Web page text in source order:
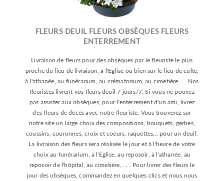
FLEURS DEUIL FLEURS OBSÈQUES FLEURS
ENTERREMENT
Livraison de fleurs pour des obsèques par le fleuriste le plus
proche du lieu de livraison, à l'Eglise ou bien sur le lieu de culte,
à l'athanée, au funérarium, au crématorium, au cimetière... . Nos
fleuristes livrent vos fleurs deuil 7 jours/7. Si vous ne pouvez
pas assister aux obsèques, pour l'enterrement d'un ami, livrez
des fleurs de décès avec notre fleuriste. Vous trouverez sur
notre site un large choix des compositions, bouquets, gerbes,
coussins, couronnes, croix et coeurs, raquettes... pour un deuil.
La livraison des fleurs sera réalisée le jour et à l'heure de votre
choix au funérarium, à l'Eglise, au reposoir, à l'athanée, au
reposoir de l'hôpital, au cimetière, ... . Pour livrer des fleurs le
jour des obsèques, commandez en quelques clics et nous nous